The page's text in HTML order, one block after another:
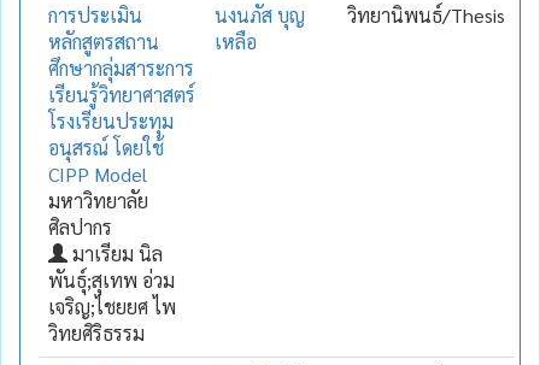
การประเมิน
หลักสูตรสถาน
ศึกษากลุ่มสาระการ
เรียนรู้วิทยาศาสตร์
โรงเรียนประทุม
อนุสรณ์ โดยใช้
CIPP Model
มหาวิทยาลัย
ศิลปากร
มาเรียม นิล
พันธุ์;สุเทพ อ่วม
เจริญ;ไชยยศ ไพ
วิทยศิริธรรม
นงนภัส บุญ
เหลือ
วิทยานิพนธ์/Thesis